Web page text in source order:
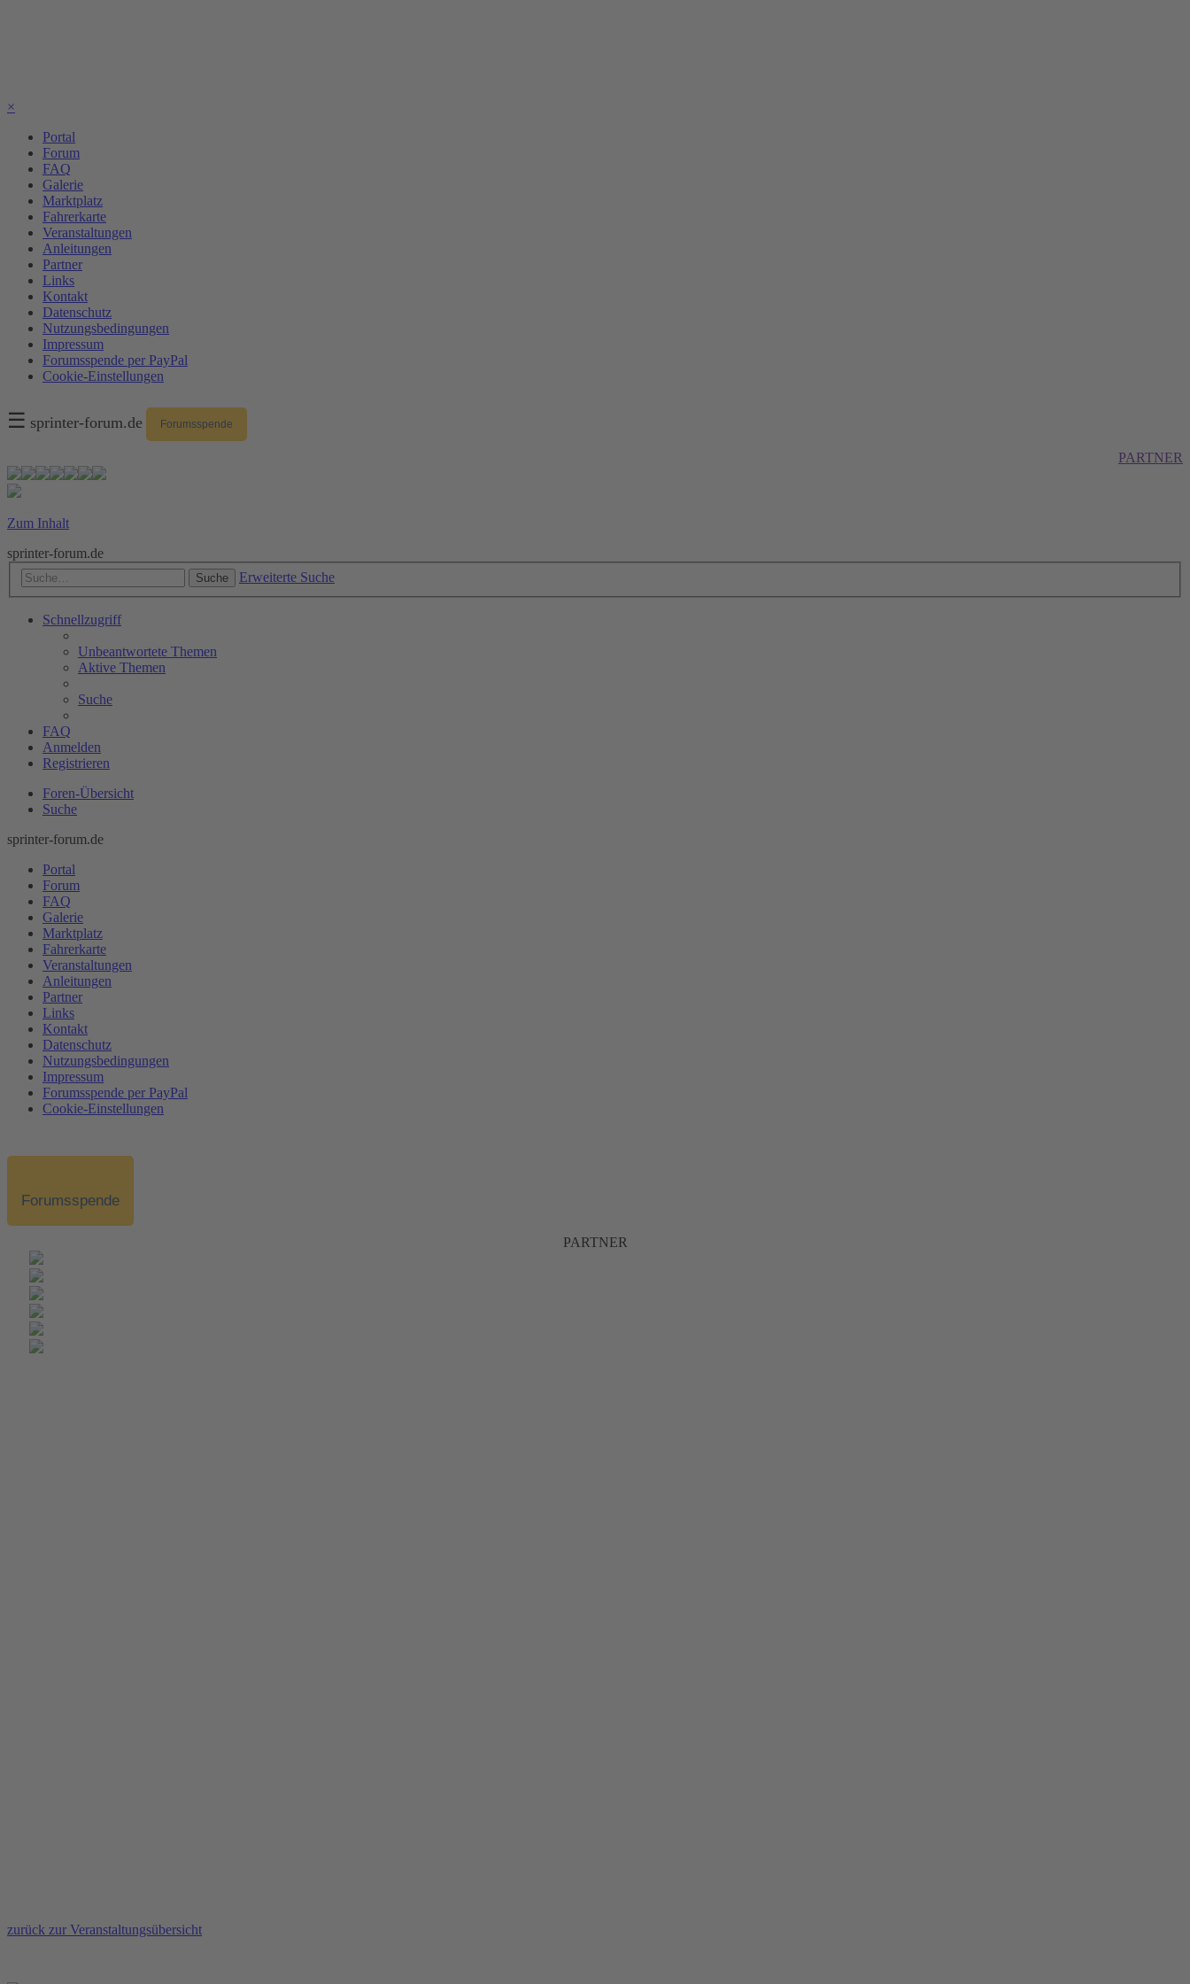
×
Portal
Forum
FAQ
Galerie
Marktplatz
Fahrerkarte
Veranstaltungen
Anleitungen
Partner
Links
Kontakt
Datenschutz
Nutzungsbedingungen
Impressum
Forumsspende per PayPal
Cookie-Einstellungen
☰ sprinter-forum.de Forumsspende
PARTNER
Zum Inhalt
sprinter-forum.de
Suche Erweiterte Suche
Schnellzugriff
Unbeantwortete Themen
Aktive Themen
Suche
FAQ
Anmelden
Registrieren
Foren-Übersicht
Suche
sprinter-forum.de
Portal
Forum
FAQ
Galerie
Marktplatz
Fahrerkarte
Veranstaltungen
Anleitungen
Partner
Links
Kontakt
Datenschutz
Nutzungsbedingungen
Impressum
Forumsspende per PayPal
Cookie-Einstellungen
Forumsspende
PARTNER
zurück zur Veranstaltungsübersicht